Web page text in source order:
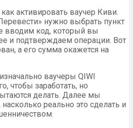
активировать ваучер Киви.
нужно выбрать пункт
вводим код, который вы
и подтверждаем операции. Вот
а его сумма окажется на
ваучеры QIWI
чтобы заработать, но
делать. Далее мы
реально это сделать и